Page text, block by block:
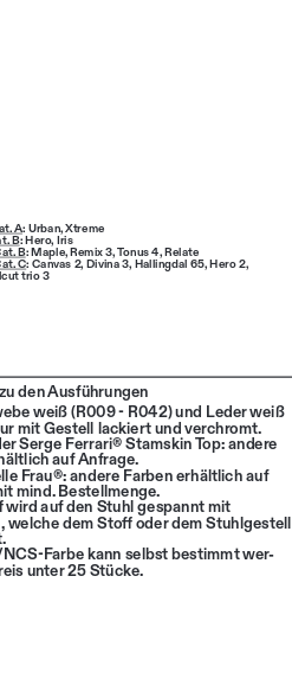
den Ausführungen
A: Urban , Xtreme
B: Hero, Iris
B: Maple , Remix 3 , Tonus 4 , Relate
C: Canvas 2, Divina 3 Hallingdal 65 , Hero 2,
trio 3
weiß (R009 - R042) und Leder weiß
mit Gestell lackiert und verchromt.
Serge Ferrari® Stamskin Top: andere
auf Anfrage.
Frau®: andere Farben erhältlich auf
mind. Bestellmenge.
wird auf den Stuhl gespannt mit
welche dem Stoff oder dem Stuhlgestell
Farbe kann selbst bestimmt wer-
unter 25 Stücke.